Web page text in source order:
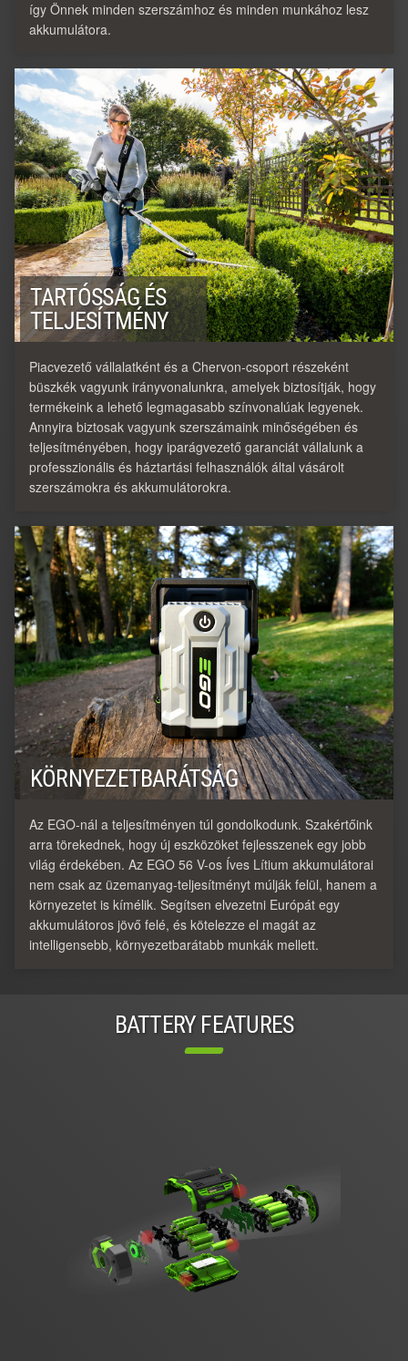
így Önnek minden szerszámhoz és minden munkához lesz
akkumulátora.
TARTÓSSÁG ÉS
TELJESÍTMÉNY
Piacvezető vállalatként és a Chervon-csoport részeként
büszkék vagyunk irányvonalunkra, amelyek biztosítják, hogy
termékeink a lehető legmagasabb színvonalúak legyenek.
Annyira biztosak vagyunk szerszámaink minőségében és
teljesítményében, hogy iparágvezető garanciát vállalunk a
professzionális és háztartási felhasználók által vásárolt
szerszámokra és akkumulátorokra.
KÖRNYEZETBARÁTSÁG
Az EGO-nál a teljesítményen túl gondolkodunk. Szakértőink
arra törekednek, hogy új eszközöket fejlesszenek egy jobb
világ érdekében. Az EGO 56 V-os Íves Lítium akkumulátorai
nem csak az üzemanyag-teljesítményt múlják felül, hanem a
környezetet is kímélik. Segítsen elvezetni Európát egy
akkumulátoros jövő felé, és kötelezze el magát az
intelligensebb, környezetbarátabb munkák mellett.
BATTERY FEATURES